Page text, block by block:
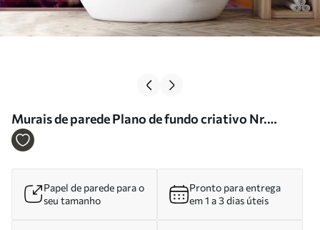
Murais de parede Plano de fundo criativo Nr.
u72856
Papel de parede para o
seu tamanho
Pronto para entrega
em 1 a 3 dias úteis